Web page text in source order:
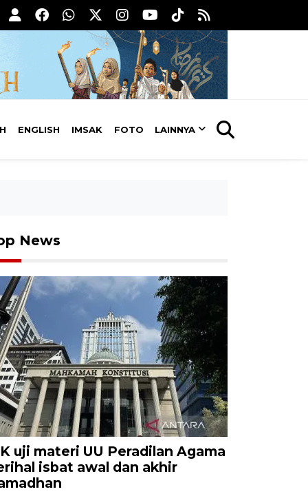
ENGLISH IMSAK FOTO LAINNYA
News
uji materi UU Peradilan Agama
isbat awal dan akhir